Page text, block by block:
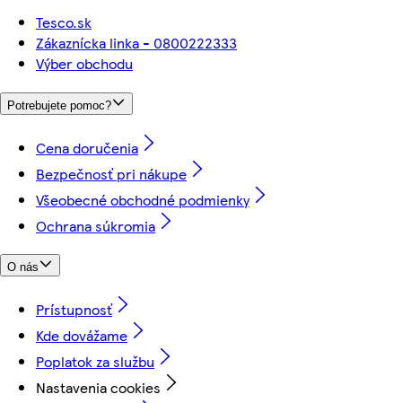
Tesco.sk
Zákaznícka linka - 0800222333
Výber obchodu
Potrebujete pomoc?
Cena doručenia
Bezpečnosť pri nákupe
Všeobecné obchodné podmienky
Ochrana súkromia
O nás
Prístupnosť
Kde dovážame
Poplatok za službu
Nastavenia cookies